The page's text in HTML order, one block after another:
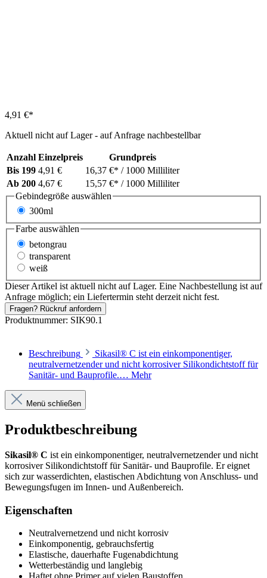
4,91 €*
Aktuell nicht auf Lager - auf Anfrage nachbestellbar
Anzahl Einzelpreis
Grundpreis
Bis 199 4,91 € 16,37 €* / 1000 Milliliter
Ab 200 4,67 € 15,57 €* / 1000 Milliliter
Gebindegröße auswählen
300ml
Farbe auswählen
betongrau
transparent
weiß
Dieser Artikel ist aktuell nicht auf Lager. Eine Nachbestellung ist auf
Anfrage möglich; ein Liefertermin steht derzeit nicht fest.
Fragen? Rückruf anfordern
Produktnummer: SIK90.1
Beschreibung
Sikasil® C ist ein einkomponentiger,
neutralvernetzender und nicht korrosiver Silikondichtstoff für
Sanitär- und Bauprofile.… Mehr
Menü schließen
Produktbeschreibung
Sikasil® C ist ein einkomponentiger, neutralvernetzender und nicht
korrosiver Silikondichtstoff für Sanitär- und Bauprofile. Er eignet
sich zur wasserdichten, elastischen Abdichtung von Anschluss- und
Bewegungsfugen im Innen- und Außenbereich.
Eigenschaften
Neutralvernetzend und nicht korrosiv
Einkomponentig, gebrauchsfertig
Elastische, dauerhafte Fugenabdichtung
Wetterbeständig und langlebig